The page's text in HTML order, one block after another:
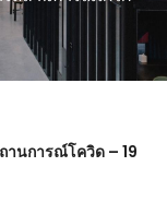
นการณ์โควิด – 19